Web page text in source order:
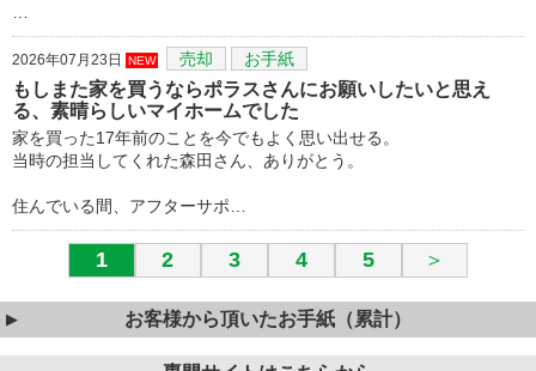
2026年07月23日 NEW 売却 お手紙
もしまた家を買うならポラスさんにお願いしたいと思え
る、素晴らしいマイホームでした
家を買った17年前のことを今でもよく思い出せる。
当時の担当してくれた森田さん、ありがとう。
住んでいる間、アフターサポ…
1 2 3 4 5 ＞
お客様から頂いたお手紙（累計）